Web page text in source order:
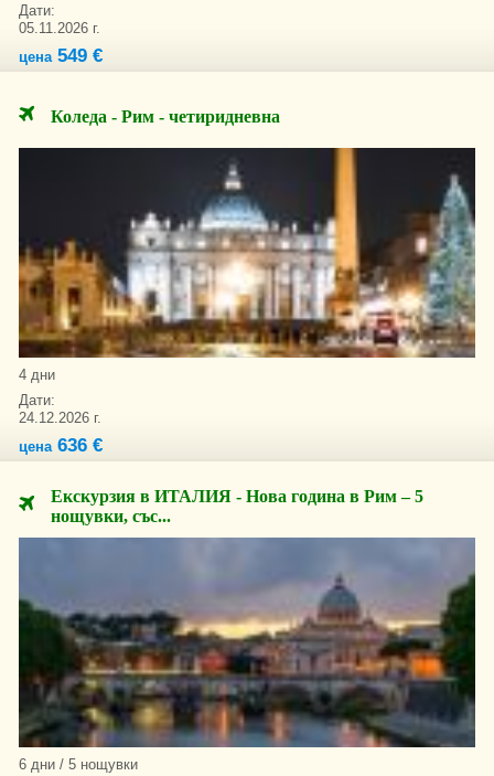
Дати:
05.11.2026 г.
цена 549 €
Коледа - Рим - четиридневна
4 дни
Дати:
24.12.2026 г.
цена 636 €
Екскурзия в ИТАЛИЯ - Нова година в Рим – 5
нощувки, със...
6 дни / 5 нощувки